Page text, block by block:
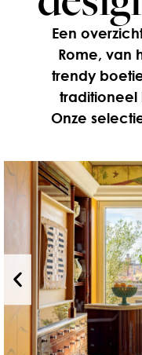
Een
Rome, van
trendy
traditioneel
Onze